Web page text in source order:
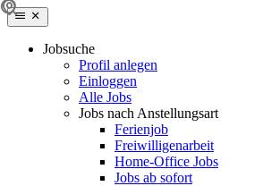
Jobsuche
Profil anlegen
Einloggen
Alle Jobs
Jobs nach Anstellungsart
Ferienjob
Freiwilligenarbeit
Home-Office Jobs
Jobs ab sofort